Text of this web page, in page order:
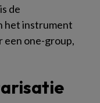
de
het instrument
een one-group,